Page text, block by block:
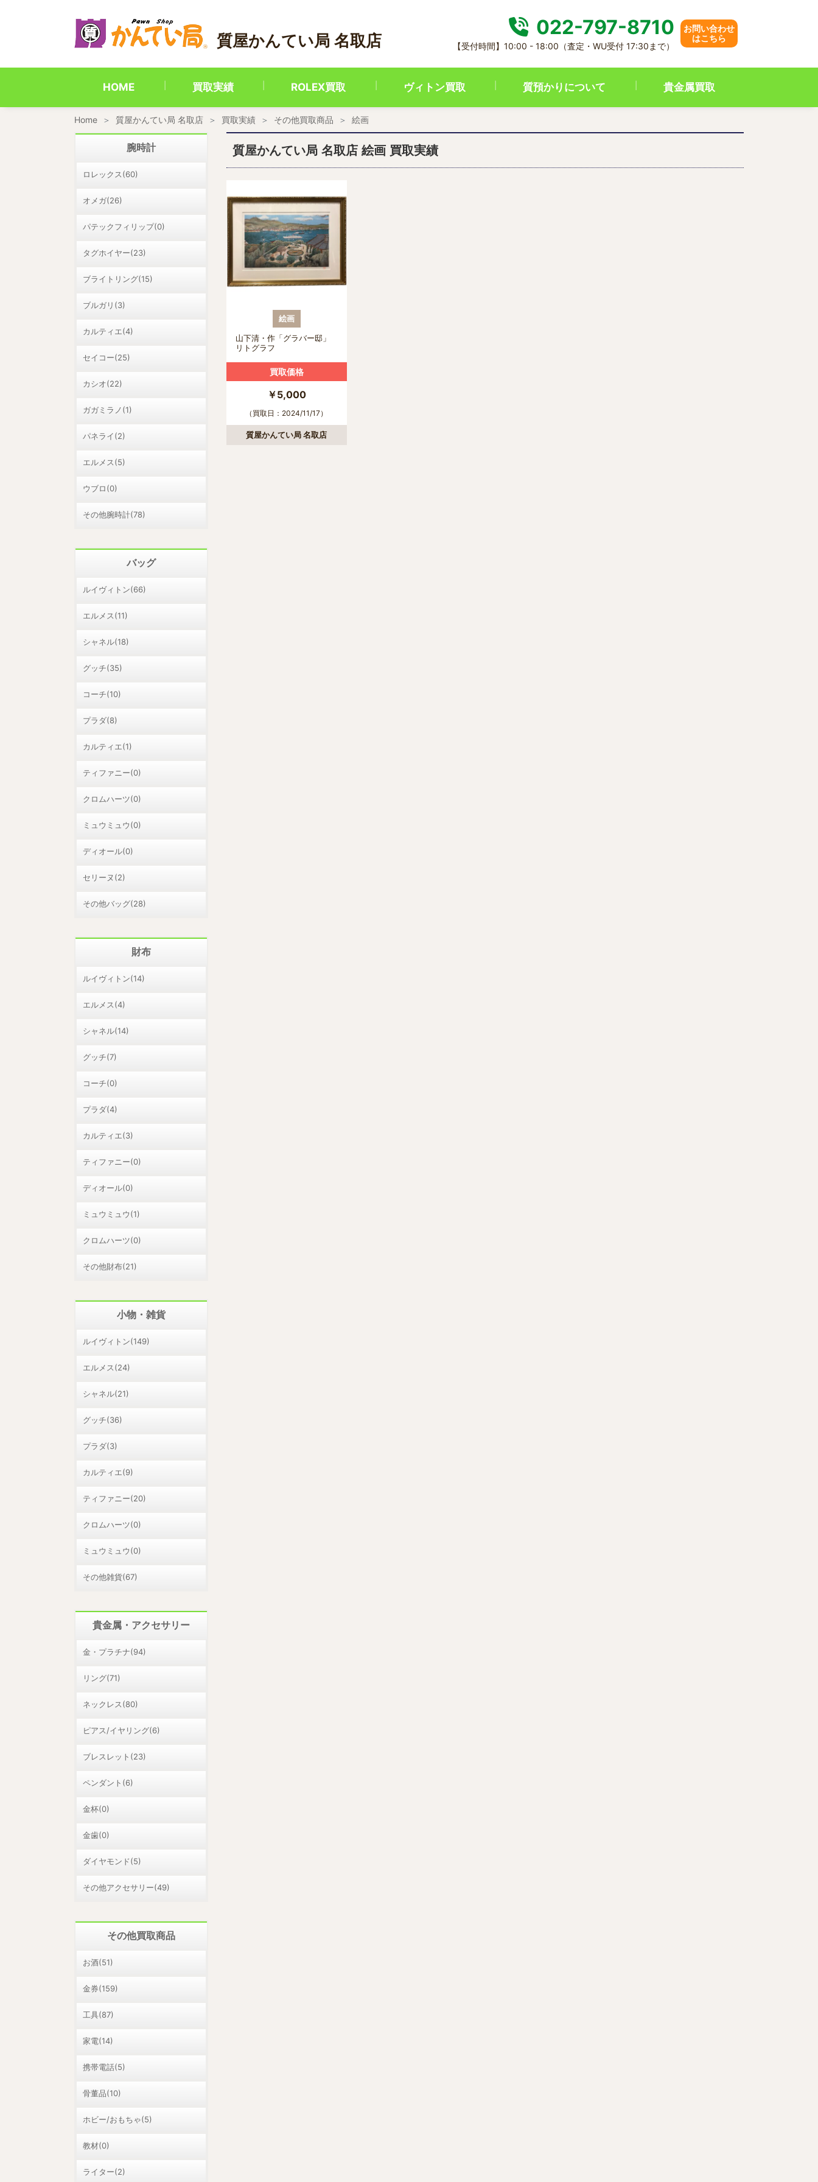
質屋かんてい局 名取店
022-797-8710
【受付時間】10:00 - 18:00（査定・WU受付 17:30まで）
お問い合わせ
はこちら
HOME 買取実績 ROLEX買取 ヴィトン買取 質預かりについて 貴金属買取
Home 質屋かんてい局 名取店 買取実績 その他買取商品 絵画
質屋かんてい局 名取店 絵画 買取実績
絵画
山下清・作「グラバー邸」
リトグラフ
買取価格
￥5,000
（買取日：2024/11/17）
質屋かんてい局 名取店
腕時計
ロレックス(60)
オメガ(26)
パテックフィリップ(0)
タグホイヤー(23)
ブライトリング(15)
ブルガリ(3)
カルティエ(4)
セイコー(25)
カシオ(22)
ガガミラノ(1)
パネライ(2)
エルメス(5)
ウブロ(0)
その他腕時計(78)
バッグ
ルイヴィトン(66)
エルメス(11)
シャネル(18)
グッチ(35)
コーチ(10)
プラダ(8)
カルティエ(1)
ティファニー(0)
クロムハーツ(0)
ミュウミュウ(0)
ディオール(0)
セリーヌ(2)
その他バッグ(28)
財布
ルイヴィトン(14)
エルメス(4)
シャネル(14)
グッチ(7)
コーチ(0)
プラダ(4)
カルティエ(3)
ティファニー(0)
ディオール(0)
ミュウミュウ(1)
クロムハーツ(0)
その他財布(21)
小物・雑貨
ルイヴィトン(149)
エルメス(24)
シャネル(21)
グッチ(36)
プラダ(3)
カルティエ(9)
ティファニー(20)
クロムハーツ(0)
ミュウミュウ(0)
その他雑貨(67)
貴金属・アクセサリー
金・プラチナ(94)
リング(71)
ネックレス(80)
ピアス/イヤリング(6)
ブレスレット(23)
ペンダント(6)
金杯(0)
金歯(0)
ダイヤモンド(5)
その他アクセサリー(49)
その他買取商品
お酒(51)
金券(159)
工具(87)
家電(14)
携帯電話(5)
骨董品(10)
ホビー/おもちゃ(5)
教材(0)
ライター(2)